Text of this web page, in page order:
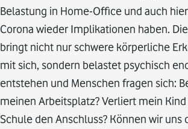
Belastung in Home-Office und auch
Corona wieder Implikationen haben.
bringt nicht nur schwere körperliche
mit sich, sondern belastet psychisch
entstehen und Menschen fragen sich:
meinen Arbeitsplatz? Verliert mein
Schule den Anschluss? Können wir uns